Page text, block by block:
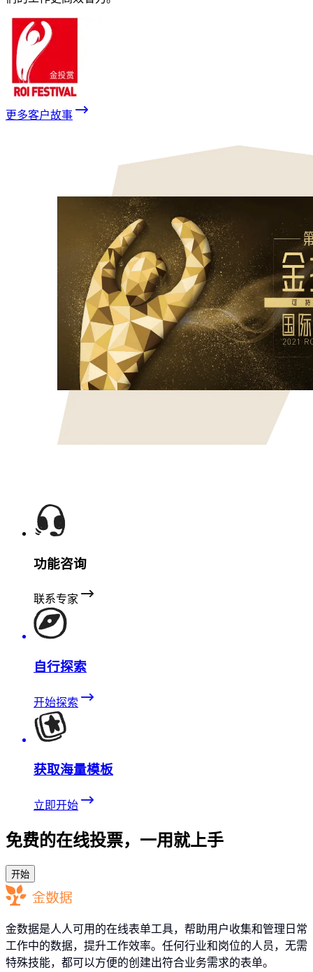
更多客户故事
功能咨询
联系专家
自行探索
开始探索
获取海量模板
立即开始
免费的在线投票，一用就上手
开始
金数据是人人可用的在线表单工具，帮助用户收集和管理日常
工作中的数据，提升工作效率。任何行业和岗位的人员，无需
特殊技能，都可以方便的创建出符合业务需求的表单。